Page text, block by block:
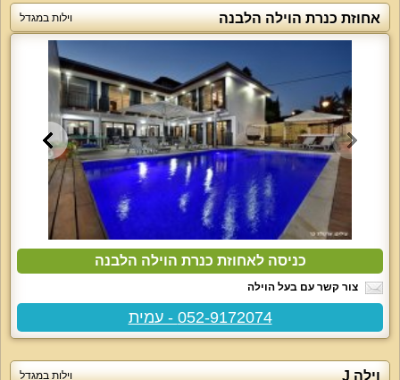
אחוזת כנרת הוילה הלבנה וילות במגדל
כניסה לאחוזת כנרת הוילה הלבנה
צור קשר עם בעל הוילה
052-9172074 - עמית
וילה J וילות במגדל